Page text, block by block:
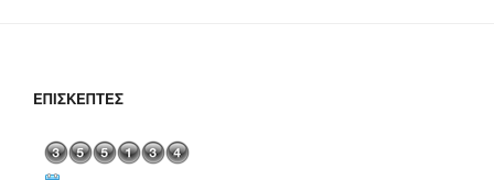
ΕΠΙΣΚΈΠΤΕΣ